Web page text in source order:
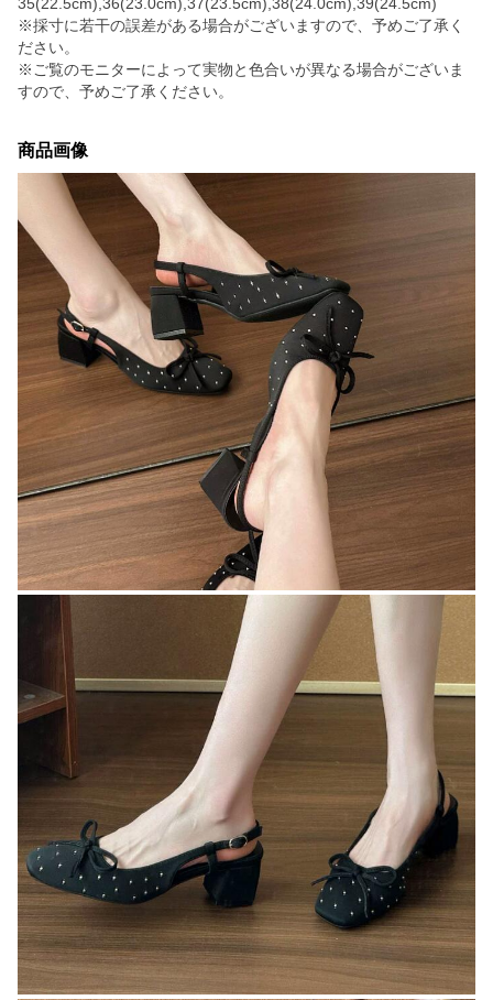
※採寸に若干の誤差がある場合がございますので、予めご了承く
ださい。
※ご覧のモニターによって実物と色合いが異なる場合がございま
すので、予めご了承ください。
商品画像